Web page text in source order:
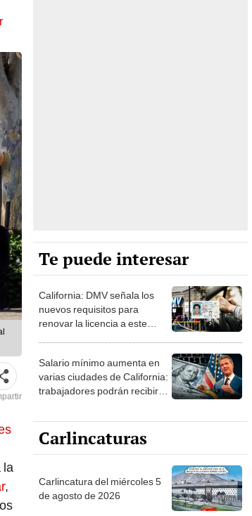
la
,
Te puede interesar
California: DMV señala los
nuevos requisitos para
renovar la licencia a este
Salario mínimo aumenta en
varias ciudades de California:
trabajadores podrán recibir
Carlincaturas
Carlincatura del miércoles 5
de agosto de 2026